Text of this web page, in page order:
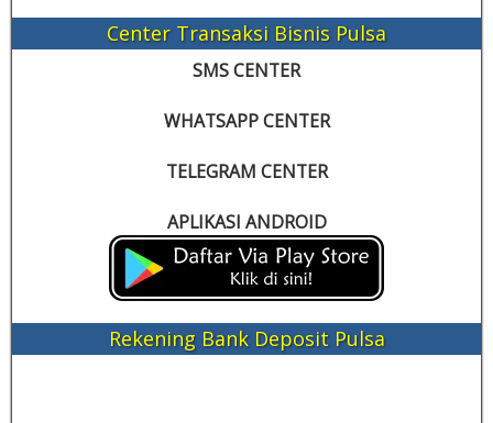
Center Transaksi Bisnis Pulsa
SMS CENTER
WHATSAPP CENTER
TELEGRAM CENTER
APLIKASI ANDROID
Rekening Bank Deposit Pulsa